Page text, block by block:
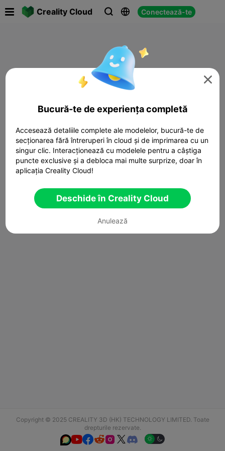
Creality Cloud   Conectează-te
Copyright © 2025 CREALITY 3D (HK) TECHNOLOGY LIMITED. Toate
drepturile rezervate.
  

Bucură-te de experiența completă
Accesează detaliile complete ale modelelor, bucură-te de
secționarea fără întreruperi în cloud și de imprimarea cu un
singur clic. Interacționează cu modelele pentru a câștiga
puncte exclusive și a debloca mai multe surprize, doar în
aplicația Creality Cloud!
Deschide în Creality Cloud
Anulează